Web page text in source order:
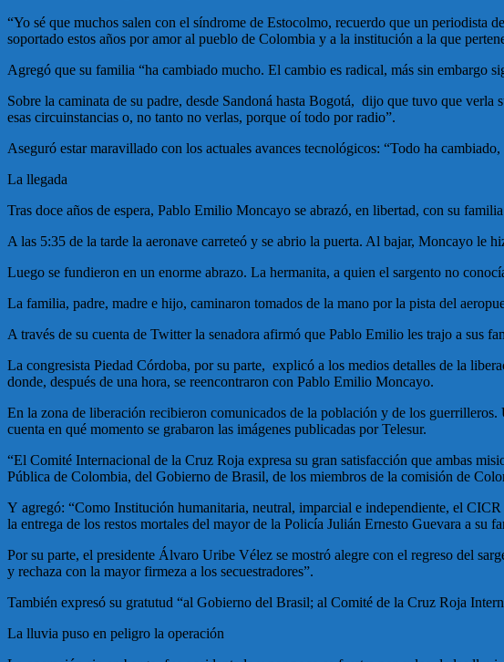
“Yo sé que muchos salen con el síndrome de Estocolmo, recuerdo que un
soportado estos años por amor al pueblo de Colombia y a la institución a la que
Agregó que su familia “ha cambiado mucho. El cambio es radical, más sin embargo
Sobre la caminata de su padre, desde Sandoná hasta Bogotá, dijo que tuvo que
esas circuinstancias o, no tanto no verlas, porque oí todo por radio”.
Aseguró estar maravillado con los actuales avances tecnológicos: “Todo ha
La llegada
Tras doce años de espera, Pablo Emilio Moncayo se abrazó, en libertad, con su
A las 5:35 de la tarde la aeronave carreteó y se abrio la puerta. Al bajar, Moncayo le
Luego se fundieron en un enorme abrazo. La hermanita, a quien el sargento no
La familia, padre, madre e hijo, caminaron tomados de la mano por la pista del
A través de su cuenta de Twitter la senadora afirmó que Pablo Emilio les trajo a sus
La congresista Piedad Córdoba, por su parte, explicó a los medios detalles de la
donde, después de una hora, se reencontraron con Pablo Emilio Moncayo.
En la zona de liberación recibieron comunicados de la población y de los
cuenta en qué momento se grabaron las imágenes publicadas por Telesur.
“El Comité Internacional de la Cruz Roja expresa su gran satisfacción que ambas
Pública de Colombia, del Gobierno de Brasil, de los miembros de la comisión de
Y agregó: “Como Institución humanitaria, neutral, imparcial e independiente, el
la entrega de los restos mortales del mayor de la Policía Julián Ernesto Guevara a su
Por su parte, el presidente Álvaro Uribe Vélez se mostró alegre con el regreso del
y rechaza con la mayor firmeza a los secuestradores”.
También expresó su gratutud “al Gobierno del Brasil; al Comité de la Cruz Roja
La lluvia puso en peligro la operación